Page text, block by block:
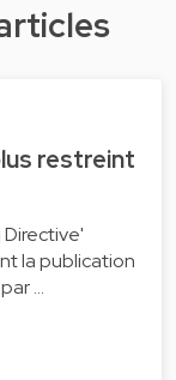
restreint
la publication
…